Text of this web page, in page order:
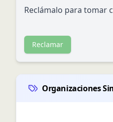
Reclámalo para tomar
Reclamar
Organizaciones